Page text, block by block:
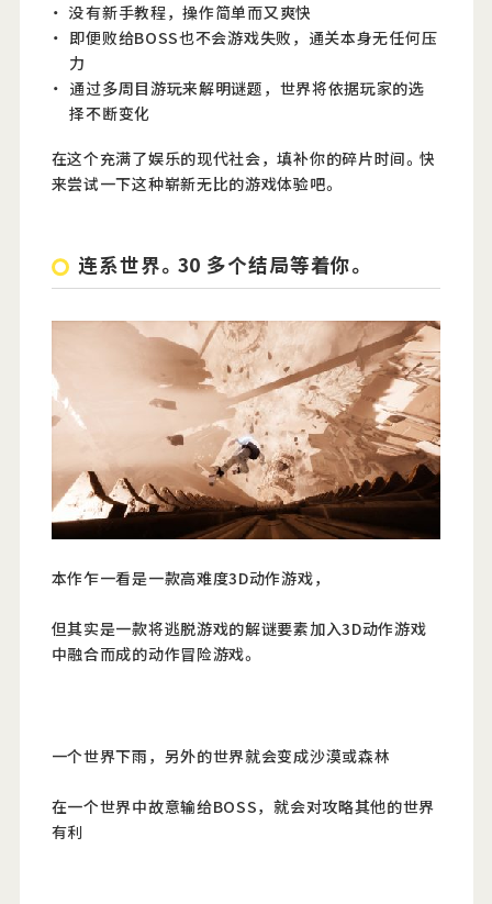
没有新手教程，操作简单而又爽快
即便败给BOSS也不会游戏失败，通关本身无任何压
力
通过多周目游玩来解明谜题，世界将依据玩家的选
择不断变化
在这个充满了娱乐的现代社会，填补你的碎片时间。快
来尝试一下这种崭新无比的游戏体验吧。
连系世界。30 多个结局等着你。
本作乍一看是一款高难度3D动作游戏，
但其实是一款将逃脱游戏的解谜要素加入3D动作游戏
中融合而成的动作冒险游戏。
一个世界下雨，另外的世界就会变成沙漠或森林
在一个世界中故意输给BOSS，就会对攻略其他的世界
有利